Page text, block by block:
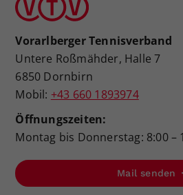
Vorarlberger Tennisverband
Untere Roßmähder, Halle 7
6850 Dornbirn
Mobil: +43 660 1893974
Öffnungszeiten:
Montag bis Donnerstag: 8:00 –
Mail senden